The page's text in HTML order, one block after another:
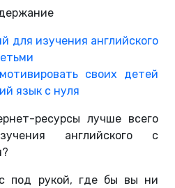
для изучения английского
своих детей
язык с нуля
ресурсы лучше всего
английского с
под рукой, где бы вы ни